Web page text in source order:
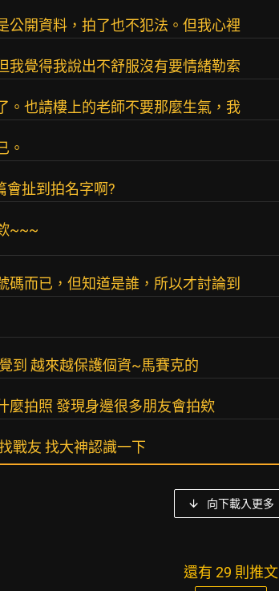
公開資料，拍了也不犯法。但我心裡
我覺得我說出不舒服沒有要情緒勒索
。也請樓上的老師不要那麼生氣，我
。
會扯到拍名字啊?
~~~
碼而已，但知道是誰，所以才討論到
到 越來越保護個資~馬賽克的
麼拍照 發現身邊很多朋友會拍欸
戰友 找大神認識一下
向下載入更多
還有 29 則推文